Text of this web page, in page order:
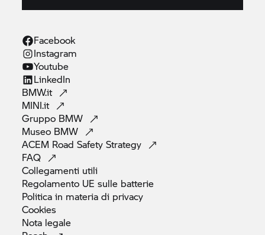
Facebook
Instagram
Youtube
LinkedIn
BMW.it
MINI.it
Gruppo BMW
Museo BMW
ACEM Road SafetyStrategy
FAQ
Collegamenti utili
Regolamento UE sulle batterie
Politica in materia di privacy
Cookies
Nota legale